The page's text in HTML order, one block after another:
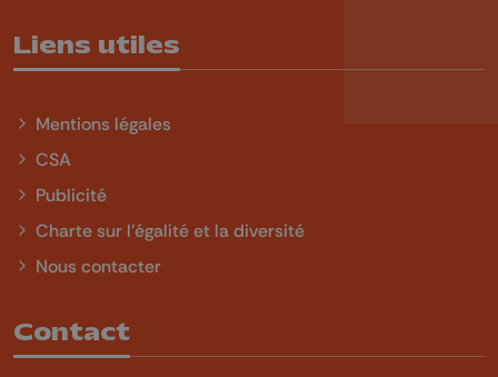
Liens utiles
Mentions légales
CSA
Publicité
Charte sur l'égalité et la diversité
Nous contacter
Contact